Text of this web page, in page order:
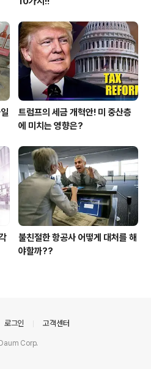
트럼프의 세금 개혁안! 미 중산층
에 미치는 영향은?
불친절한 항공사 어떻게 대처를 해
야할까??
로그인 고객센터
Corp.